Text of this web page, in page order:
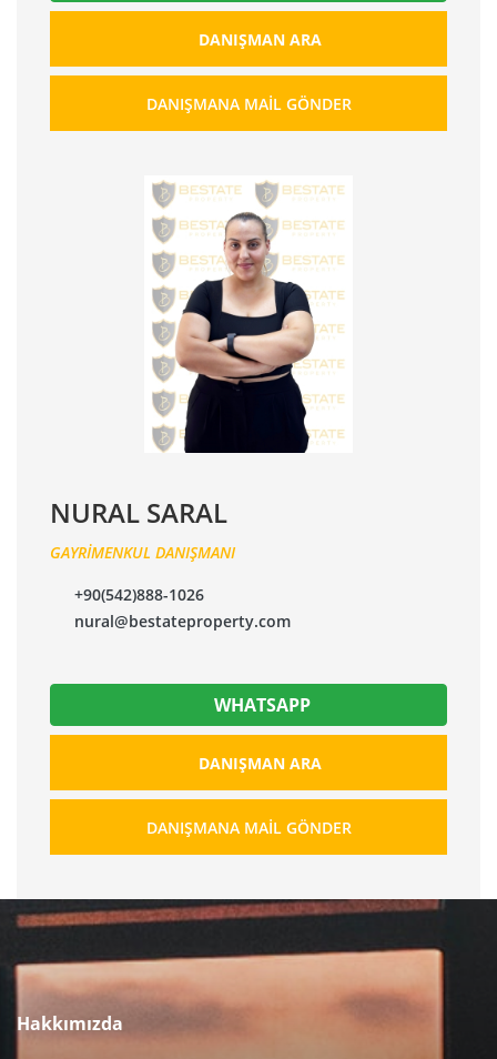
DANIŞMAN ARA
DANIŞMANA MAIL GÖNDER
NURAL SARAL
GAYRİMENKUL DANIŞMANI
+90(542)888-1026
nural@bestateproperty.com
WHATSAPP
DANIŞMAN ARA
DANIŞMANA MAIL GÖNDER
Hakkımızda